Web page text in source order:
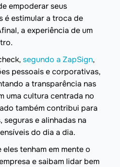
empoderar seus
é estimular a troca de
a experiência de um
segundo a ZapSign,
pessoais e corporativas,
a transparência nas
uma cultura centrada no
também contribui para
e alinhadas na
do dia a dia.
tenham em mente o
e saibam lidar bem